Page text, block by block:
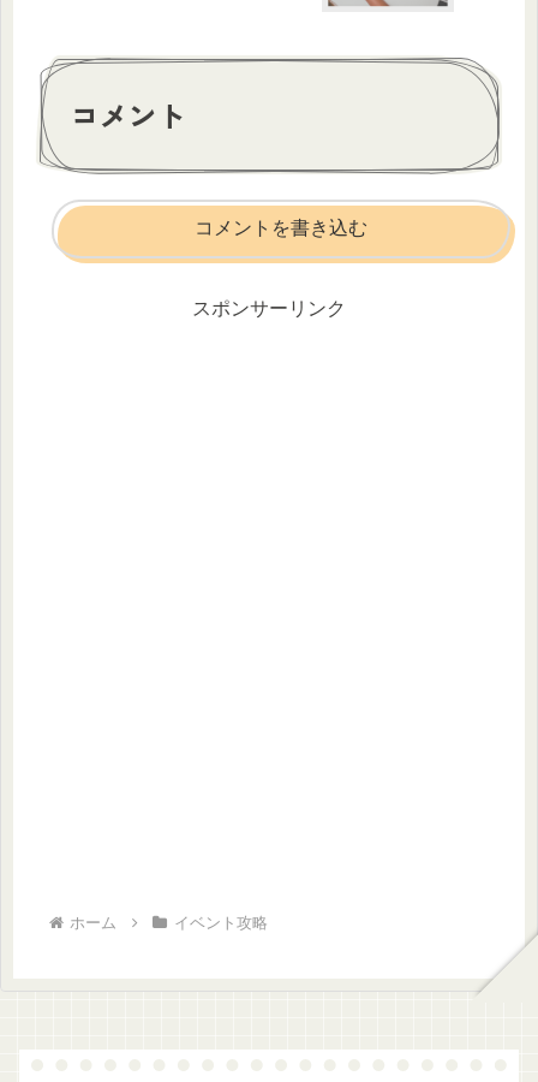
コメント
コメントを書き込む
スポンサーリンク
ホーム イベント攻略